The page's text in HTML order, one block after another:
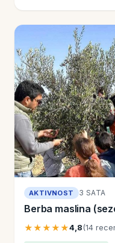
AKTIVNOST 3 SATA
Berba maslina
★★★★★4,8(14